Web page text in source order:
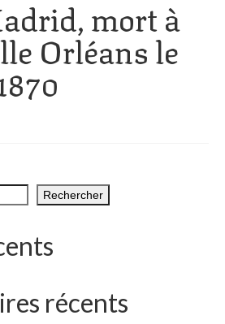
1095
mort à
Orléans le
Rechercher
récents